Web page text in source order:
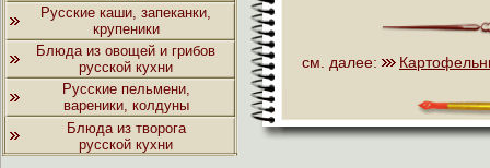
Русские каши, запеканки,
крупеники
Блюда из овощей и грибов
русской кухни
Русские пельмени,
вареники, колдуны
Блюда из творога
русской кухни
см. далее: